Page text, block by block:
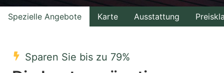
with
the
select
with
the
Spezielle Angebote Karte Ausstattung
Sparen Sie bis zu 79%